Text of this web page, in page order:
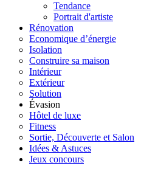
Tendance
Portrait d'artiste
Rénovation
Economique d’énergie
Isolation
Construire sa maison
Intérieur
Extérieur
Solution
Évasion
Hôtel de luxe
Fitness
Sortie, Découverte et Salon
Idées & Astuces
Jeux concours